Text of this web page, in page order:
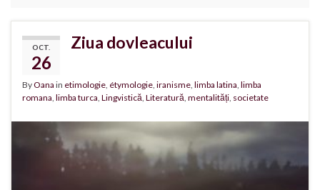
OCT.
26
Ziua dovleacului
ByOana in etimologie étymologie iranisme limba latina limba
romana limba turca Lingvistică Literatură mentalități societate